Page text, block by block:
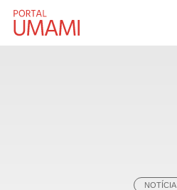
Ir direto ao conteúdo
NOTÍCIA